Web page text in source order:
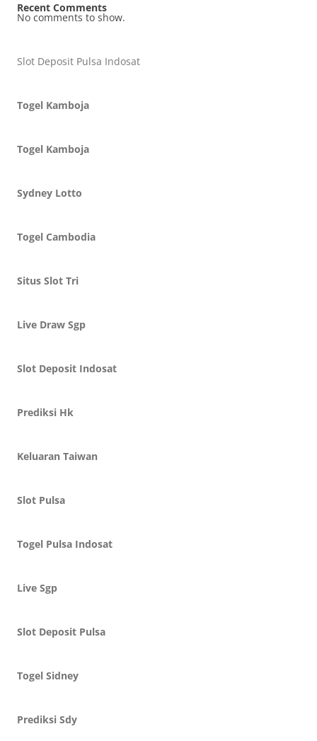
Recent Comments
No comments to show.
Slot Deposit Pulsa Indosat
Togel Kamboja
Togel Kamboja
Sydney Lotto
Togel Cambodia
Situs Slot Tri
Live Draw Sgp
Slot Deposit Indosat
Prediksi Hk
Keluaran Taiwan
Slot Pulsa
Togel Pulsa Indosat
Live Sgp
Slot Deposit Pulsa
Togel Sidney
Prediksi Sdy